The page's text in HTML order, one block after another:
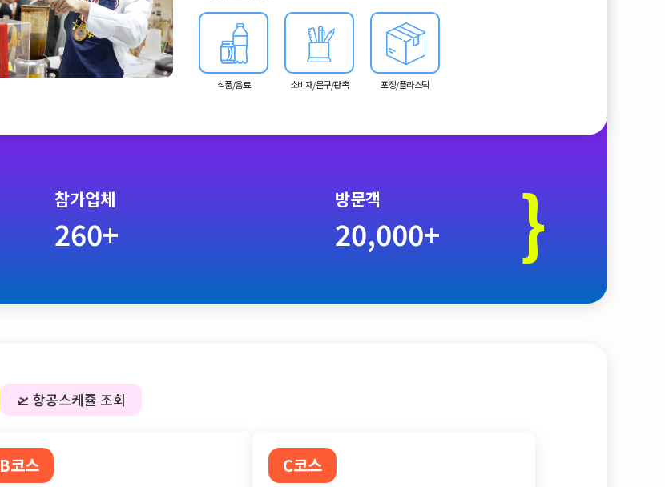
식품/음료 소비재/문구/판촉 포장/플라스틱
참가업체 방문객
260+ 20,000+ }
🛫 항공스케쥴 조회
B코스 C코스